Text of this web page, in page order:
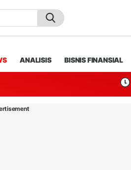
ANALISIS BISNIS FINANSIAL